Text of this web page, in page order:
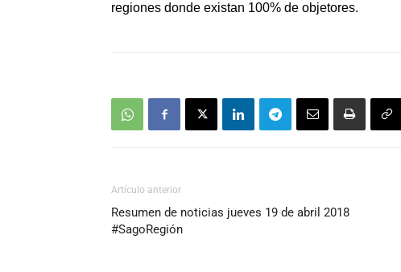
regiones donde existan 100% de objetores.
Artículo anterior
Resumen de noticias jueves 19 de abril 2018
#SagoRegión